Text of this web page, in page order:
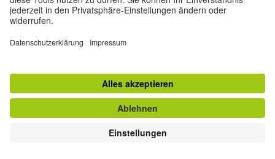
Impressum
Weitergabe meiner Daten widersprechen|Nutzungsbedingungen
Vertrag widerrufen